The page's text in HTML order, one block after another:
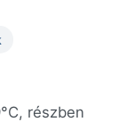
részben